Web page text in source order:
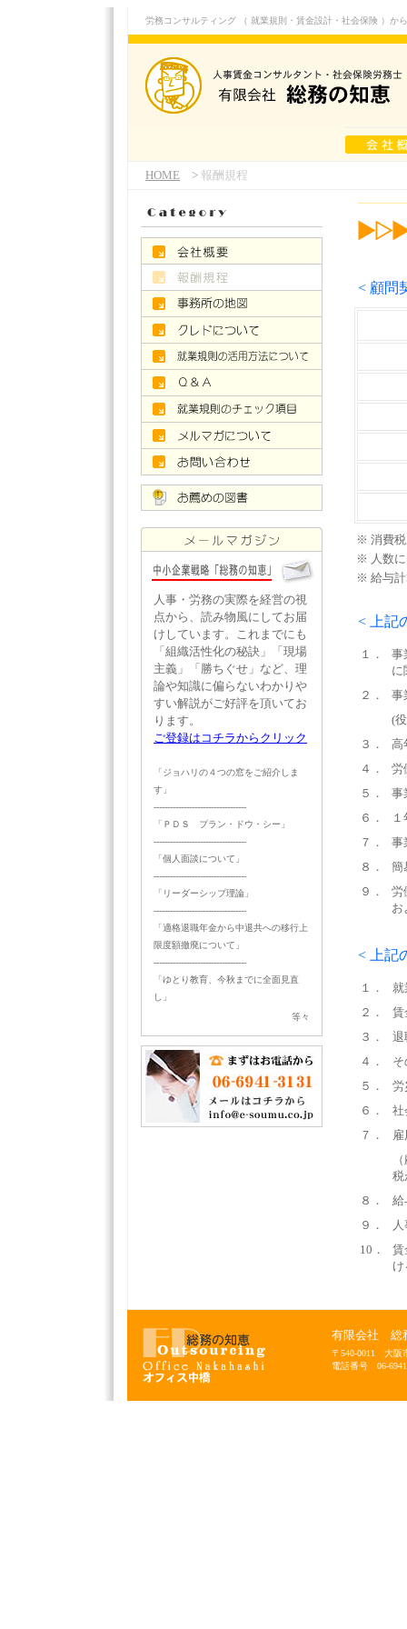
労務コンサルティング （ 就業規則・賃金設計・社会保険 ）か
HOME > 報酬規程
人事・労務の実際を経営の視
点から、読み物風にしてお届
けしています。これまでにも
「組織活性化の秘訣」「現場
主義」「勝ちぐせ」など、理
論や知識に偏らないわかりや
すい解説がご好評を頂いてお
ります。
ご登録はコチラからクリック
「ジョハリの４つの窓をご紹介しま
す」
----------------------------------
「ＰＤＳ プラン・ドウ・シー」
----------------------------------
「個人面談について」
----------------------------------
「リーダーシップ理論」
----------------------------------
「適格退職年金から中退共への移行上
限度額撤廃について」
----------------------------------
「ゆとり教育、今秋までに全面見直
し」
等々
< 顧問
※ 消費税
※ 人数に
※ 給与計
< 上記
１．
事
に
２．
事
(
３．
高
４．
労
５．
事
６．
７．
事
８．
簡
９．
労
お
< 上記
１．
２．
賃
３．
退
４．
５．
労
６．
社
７．
税
８．
９．
10．
賃
有限会社 総
〒540-0011 大阪
電話番号 06-